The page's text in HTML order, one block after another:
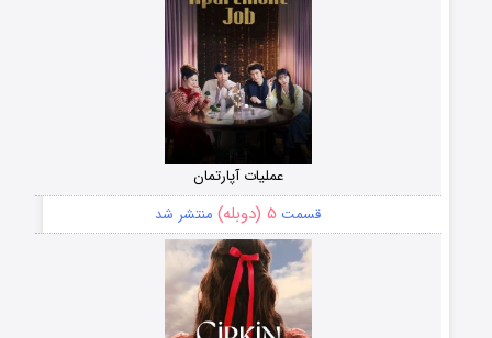
عملیات آپارتمان
قسمت ۵ (دوبله) منتشر شد